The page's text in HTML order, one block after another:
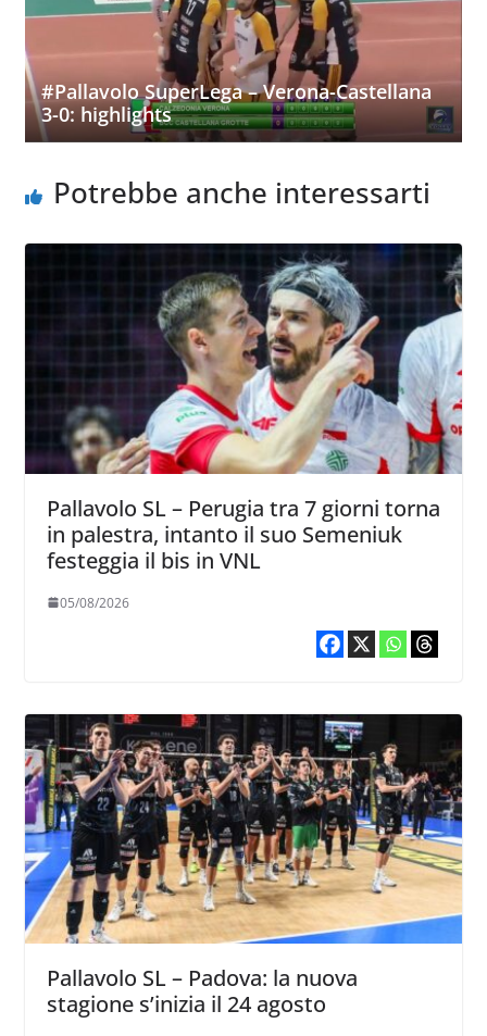
#Pallavolo SuperLega – Verona-Castellana
3-0: highlights
Potrebbe anche interessarti
Pallavolo SL – Perugia tra 7 giorni torna
in palestra, intanto il suo Semeniuk
festeggia il bis in VNL
05/08/2026
Pallavolo SL – Padova: la nuova
stagione s’inizia il 24 agosto